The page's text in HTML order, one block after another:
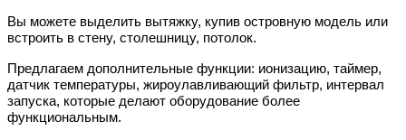
Вы можете выделить вытяжку, купив островную модель или
встроить в стену, столешницу, потолок.
Предлагаем дополнительные функции: ионизацию, таймер,
датчик температуры, жироулавливающий фильтр, интервал
запуска, которые делают оборудование более
функциональным.